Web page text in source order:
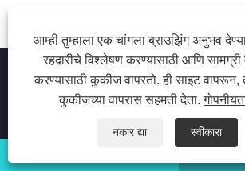
आम्ही तुम्हाला एक चांगला ब्राउझिंग अनुभव
रहदारीचे विश्लेषण करण्यासाठी आणि
करण्यासाठी कुकीज वापरतो. ही साइट वापरून,
कुकीजच्या वापरास सहमती देता.
नकार द्या
स्वीकारा
कॉपीराइट © 2022 Jiangyin Huaxi Flange Pipe
Flange, Ring Forgings, Pipe Fittings - सर्व हक्क